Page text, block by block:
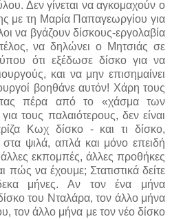
Δεν γίνεται να αγκομαχούν ο
με τη Μαρία Παπαγεωργίου για
να βγάζουν δίσκους-εργολαβία
να δηλώνει ο Μητσιάς σε
ότι εξέδωσε δίσκο για να
και να μην επισημαίνει
βοηθάνε αυτόν! Χάρη τους
πέρα από το «χάσμα των
τους παλαιότερους, δεν είναι
Κωχ δίσκο - και τι δίσκο,
ψιλά, απλά και μόνο επειδή
εκπομπές, άλλες προθήκες
πώς να έχουμε; Στατιστικά δείτε
μήνες. Αν τον ένα μήνα
του Νταλάρα, τον άλλο μήνα
τον άλλο μήνα με τον νέο δίσκο